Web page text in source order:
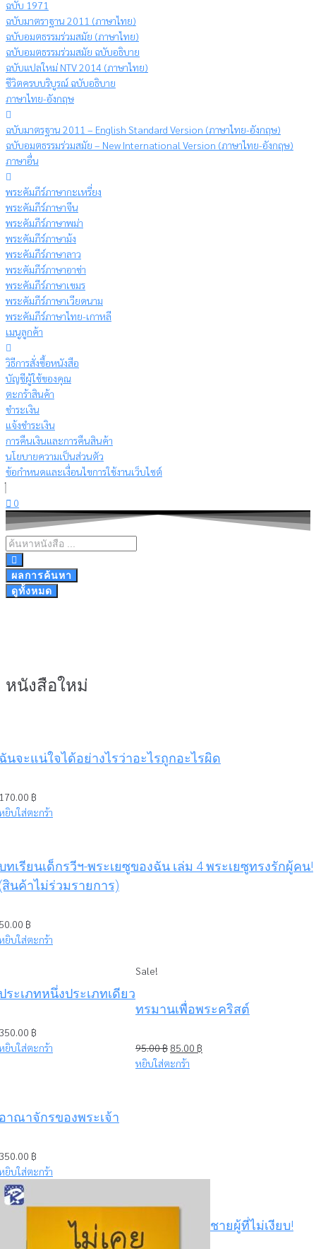
ฉบับ 1971
ฉบับมาตราฐาน 2011 (ภาษาไทย)
ฉบับอมตธรรมร่วมสมัย (ภาษาไทย)
ฉบับอมตธรรมร่วมสมัย ฉบับอธิบาย
ฉบับแปลใหม่ NTV 2014 (ภาษาไทย)
ชีวิตครบบริบูรณ์ ฉบับอธิบาย
ภาษาไทย-อังกฤษ
ฉบับมาตรฐาน 2011 – English Standard Version (ภาษาไทย-อังกฤษ)
ฉบับอมตธรรมร่วมสมัย – New International Version (ภาษาไทย-อังกฤษ)
ภาษาอื่น
พระคัมภีร์ภาษากะเหรี่ยง
พระคัมภีร์ภาษาจีน
พระคัมภีร์ภาษาพม่า
พระคัมภีร์ภาษาม้ง
พระคัมภีร์ภาษาลาว
พระคัมภีร์ภาษาอาข่า
พระคัมภีร์ภาษาเขมร
พระคัมภีร์ภาษาเวียดนาม
พระคัมภีร์ภาษาไทย-เกาหลี
เมนูลูกค้า
วิธีการสั่งซื้อหนังสือ
บัญชีผู้ใช้ของคุณ
ตะกร้าสินค้า
ชำระเงิน
แจ้งชำระเงิน
การคืนเงินและการคืนสินค้า
นโยบายความเป็นส่วนตัว
ข้อกำหนดและเงื่อนไขการใช้งานเว็บไซต์
0
Search
...
ผลการค้นหา
ดูทั้งหมด
หนังสือใหม่
นจะแน่ใจได้อย่างไรว่าอะไรถูกอะไรผิด
฿
ยิบใส่ตะกร้า
ทเรียนเด็กรวีฯ-พระเยซูของฉัน เล่ม 4 พระเยซูทรงรักผู้คน!
สินค้าไม่ร่วมรายการ)
฿
ยิบใส่ตะกร้า
ระเภทหนึ่งประเภทเดียว
฿
ยิบใส่ตะกร้า
Sale!
ทรมานเพื่อพระคริสต์
95.00฿ Original
price
85.00 ฿
หยิบใส่ตะกร้า
าณาจักรของพระเจ้า
฿
ยิบใส่ตะกร้า
ชายผู้ที่ไม่เงียบ!